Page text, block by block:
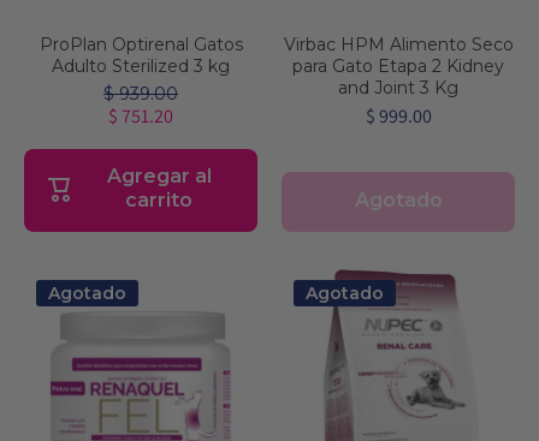
ProPlan Optirenal Gatos
Adulto Sterilized 3 kg
$ 939.00
$ 751.20
Agregar al
carrito
Virbac HPM Alimento Seco
para Gato Etapa 2 Kidney
and Joint 3 Kg
$ 999.00
Agotado
Agotado Agotado